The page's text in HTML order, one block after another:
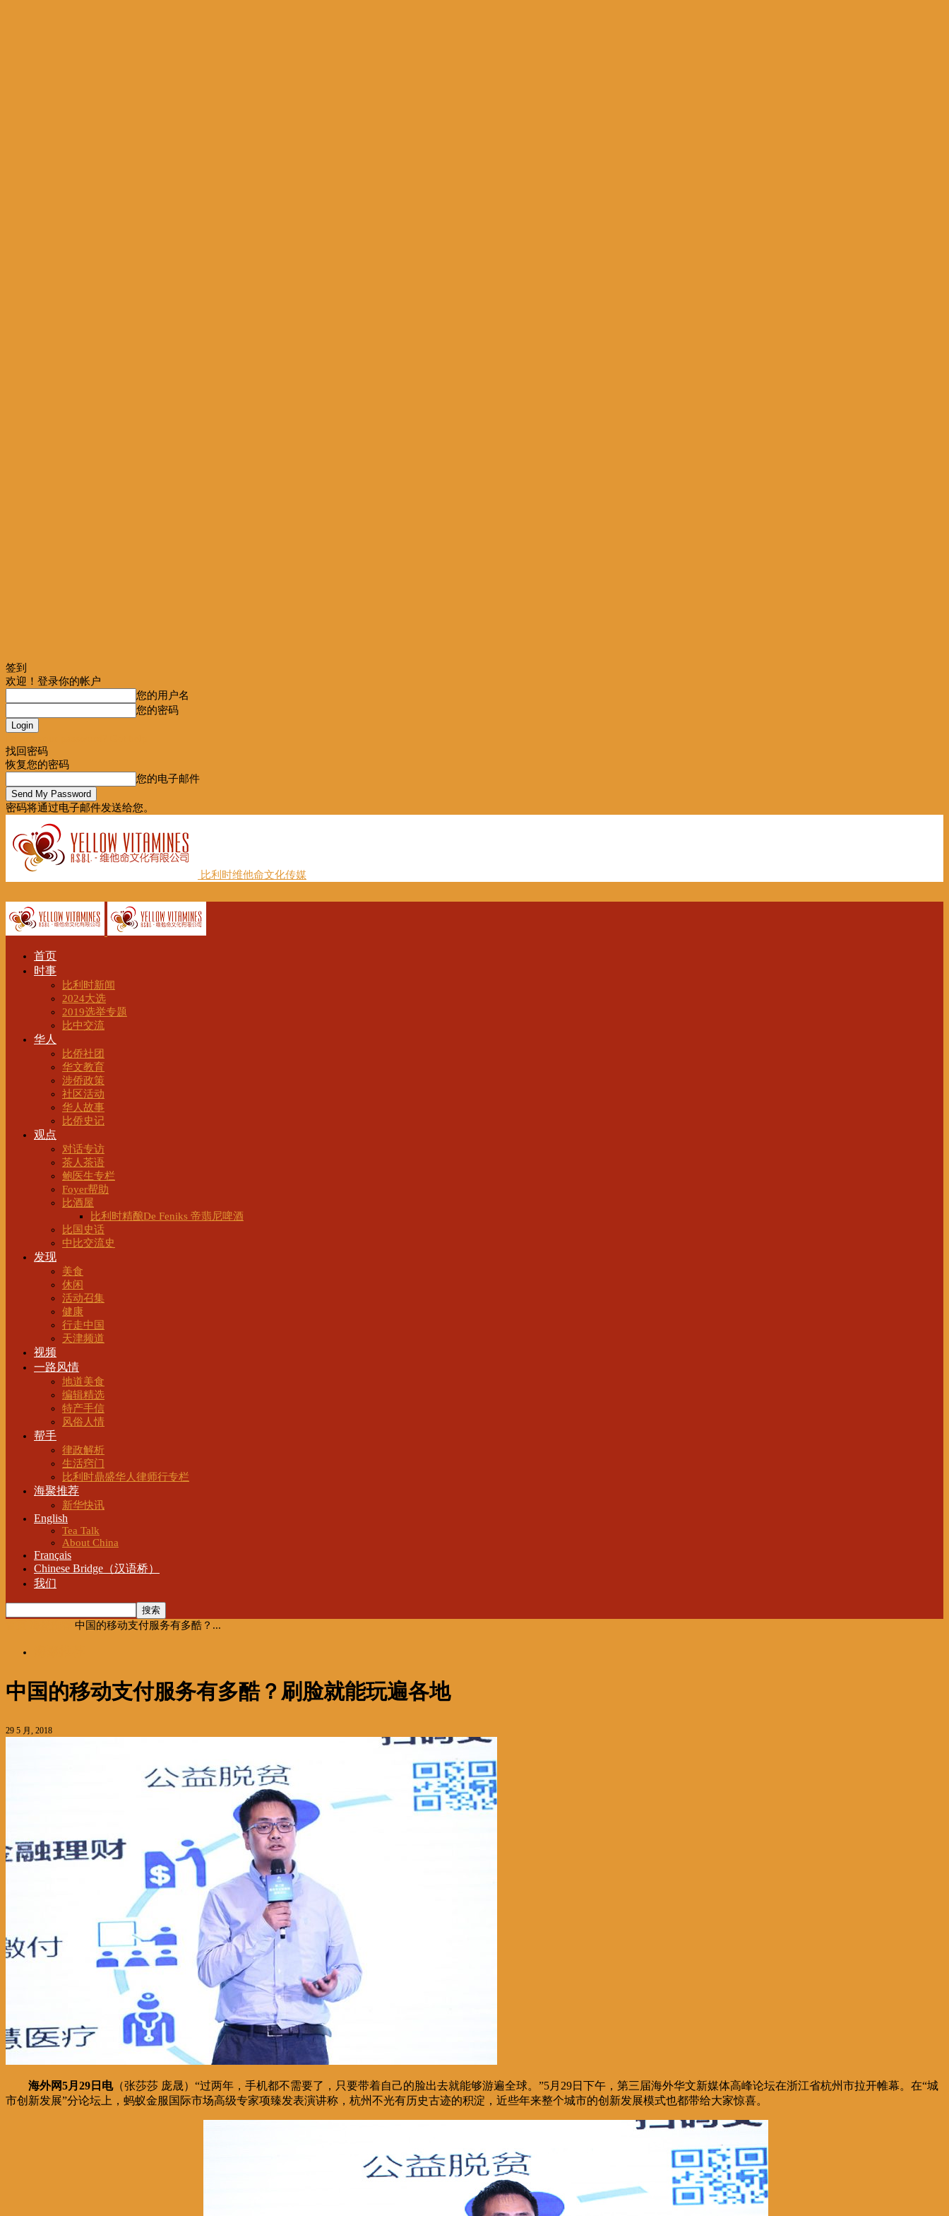
签到
欢迎！登录你的帐户
您的用户名
您的密码
找回密码
恢复您的密码
您的电子邮件
密码将通过电子邮件发送给您。
比利时维他命文化传媒
首页
时事
比利时新闻
2024大选
2019选举专题
比中交流
华人
比侨社团
华文教育
涉侨政策
社区活动
华人故事
比侨史记
观点
对话专访
茶人茶语
鲍医生专栏
Foyer帮助
比酒屋
比利时精酿De Feniks 帝翡尼啤酒
比国史话
中比交流史
发现
美食
休闲
活动召集
健康
行走中国
天津频道
视频
一路风情
地道美食
编辑精选
特产手信
风俗人情
帮手
律政解析
生活窍门
比利时鼎盛华人律师行专栏
海聚推荐
新华快讯
English
Tea Talk
About China
Français
Chinese Bridge（汉语桥）
我们
中国的移动支付服务有多酷？...
中国的移动支付服务有多酷？刷脸就能玩遍各地
29 5 月, 2018
海外网5月29日电（张莎莎 庞晟）“过两年，手机都不需要了，只要带着自己的脸出去就能够游遍全球。”5月29日下午，第三届海外华文新媒体高峰论坛在浙江省杭州市拉开帷幕。在“城
市创新发展”分论坛上，蚂蚁金服国际市场高级专家项臻发表演讲称，杭州不光有历史古迹的积淀，近些年来整个城市的创新发展模式也都带给大家惊喜。